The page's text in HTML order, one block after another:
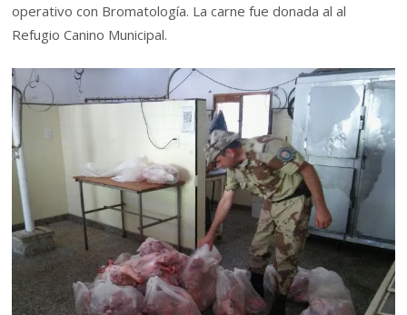
operativo con Bromatología. La carne fue donada al al
Refugio Canino Municipal.